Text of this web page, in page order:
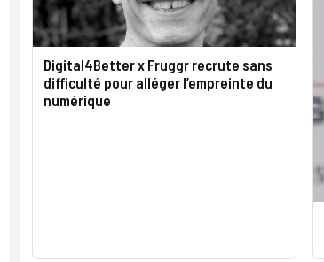
Digital4Better x Fruggr recrute sans
difficulté pour alléger l’empreinte du
numérique